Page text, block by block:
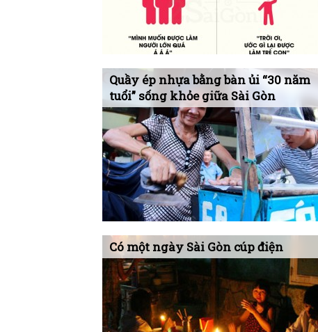
Quầy ép nhựa bằng bàn ủi “30 năm
tuổi” sống khỏe giữa Sài Gòn
Có một ngày Sài Gòn cúp điện